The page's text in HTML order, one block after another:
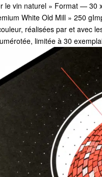
le vin naturel » Format — 30
White Old Mill » 250
réalisées par et avec
limitée à 30